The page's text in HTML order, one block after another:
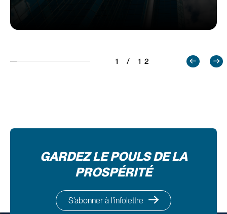
1 / 12
GARDEZ LE POULS DE LA
PROSPÉRITÉ
S’abonner à l’infolettre